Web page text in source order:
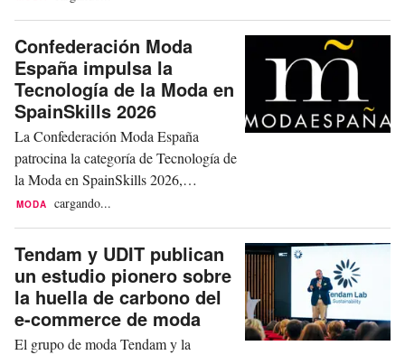
Auditorio y Centro de Congresos
Víctor Villegas. Organizado por la
Consejería de Turismo, Cultura,
Juventud y Deportes de la región a
través del Instituto de las...
Confederación Moda
España impulsa la
Tecnología de la Moda en
SpainSkills 2026
La Confederación Moda España
patrocina la categoría de Tecnología de
la Moda en SpainSkills 2026,
reforzando así la formación profesional
de la moda española. La competición
nacional, financiada por el Ministerio
de Educación, Formación Profesional
y Deportes y cofinanciada por el
Fondo Social Europeo, se...
MODA cargando...
Tendam y UDIT publican
un estudio pionero sobre
la huella de carbono del
e-commerce de moda
El grupo de moda Tendam y la